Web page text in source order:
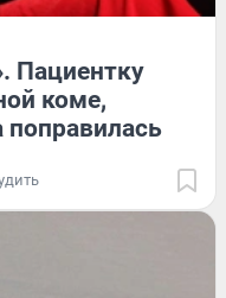
Пациентку
коме,